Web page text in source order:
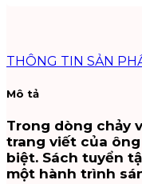
THÔNG TIN SẢN
Mô tả
Trong dòng chảy
trang viết của
biệt. Sách tuyển
một hành trình